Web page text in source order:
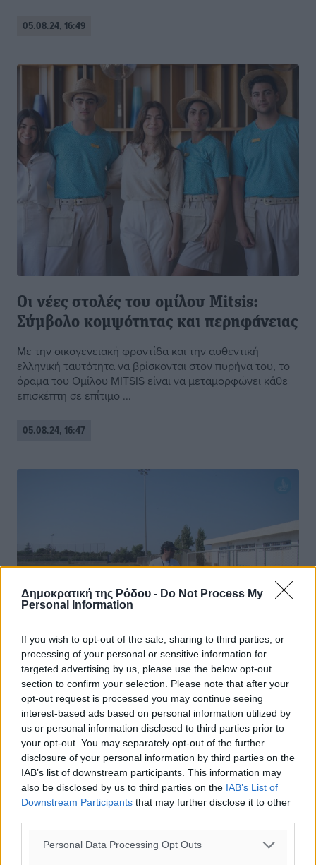
Δημοκρατική της Ρόδου - Do Not Process My
Personal Information
If you wish to opt-out of the sale, sharing to third parties, or
processing of your personal or sensitive information for
targeted advertising by us, please use the below opt-out
section to confirm your selection. Please note that after your
opt-out request is processed you may continue seeing
interest-based ads based on personal information utilized by
us or personal information disclosed to third parties prior to
your opt-out. You may separately opt-out of the further
disclosure of your personal information by third parties on the
IAB’s list of downstream participants. This information may
also be disclosed by us to third parties on the IAB’s List of
Downstream Participants that may further disclose it to other
Personal Data Processing Opt Outs
05.08.24, 16:49
Οι νέες στολές του ομίλου Mitsis:
Σύμβολο κομψότητας και περηφάνειας
Με την οικογενειακή φροντίδα και την αυθεντική
ελληνική ταυτότητα να βρίσκονται στον πυρήνα του, το
όραμα του Ομίλου MITSIS είναι να μεταμορφώνει κάθε
επισκέπτη σε επίτιμο ...
05.08.24, 16:47
Διαγόρας Βατίου: Ικανοποίηση και
πιθανή η περαιτέρω ενίσχυση
Στο ενωσιακό γήπεδο στο Κορακόνερο επέστρεψαν
επιστρέφουν σήμερα οι ποδοσφαιριστές του Διαγόρα
Βατίου, «εγκαινιάζοντας» τη δεύτερη εβδομάδα της
προετοιμασίας τους ενόψει της ...